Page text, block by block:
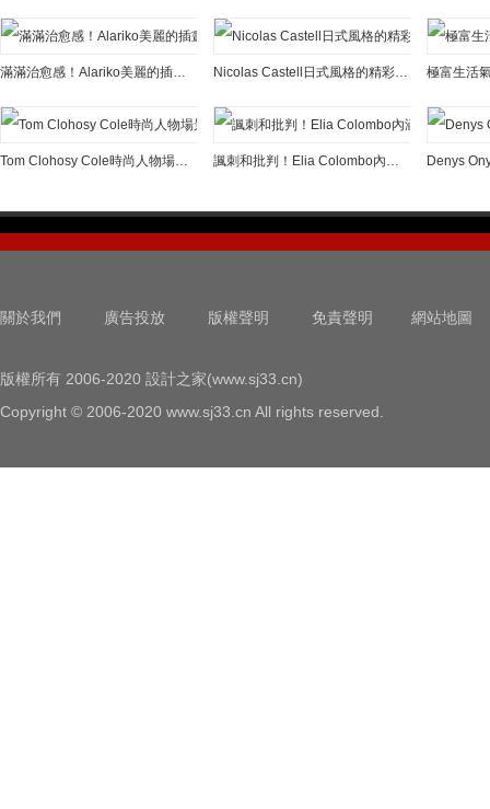
滿滿治愈感！Alariko美麗的插畫作品欣賞 Nicolas Castell日式風格的精彩插畫作品
Tom Clohosy Cole時尚人物場景插畫作品 諷刺和批判！Elia Colombo內涵插畫作品欣賞
關於我們 廣告投放 版權聲明 免責聲明 網站地圖
版權所有 2006-2020 設計之家(www.sj33.cn)
Copyright © 2006-2020 www.sj33.cn All rights reserved.